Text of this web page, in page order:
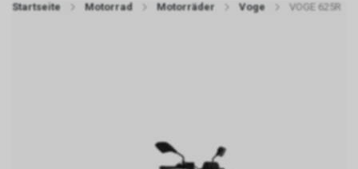
Startseite Motorrad Motorräder Voge VOGE 625R